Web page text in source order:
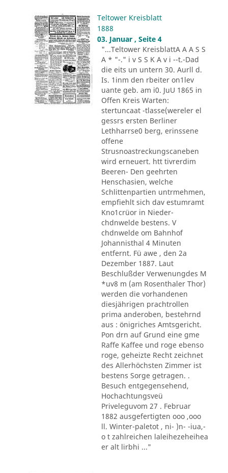
Teltower Kreisblatt
1888
03. Januar , Seite 4
"...Teltower KreisblattA A A S S
A * "-." i v S S K A v i --t.-Dad
die eits un untern 30. Aurll d.
Is. 1inm den rbeiter on1lev
uante geb. am i0. JuU 1865 in
Offen Kreis Warten:
stertuncaat -tlasse(wereler el
gessrs ersten Berliner
Lethharrse0 berg, erinssene
offene
Strusnoastreckungscaneben
wird erneuert. htt tivrerdim
Beeren- Den geehrten
Henschasien, welche
Schlittenpartien untrmehmen,
empfiehlt sich dav estumramt
Kno1crüor in Nieder-
chdnwelde bestens. V
chdnwelde om Bahnhof
Johannisthal 4 Minuten
entfernt. Fü awe , den 2a
Dezember 1887. Laut
Beschlußder Verwenungdes M
*uv8 m (am Rosenthaler Thor)
werden die vorhandenen
diesjährigen prachtrollen
prima anderoben, bestehrnd
aus : önigriches Amtsgericht.
Pon drn auf Grund eine gme
Raffe Kaffee und roge ebenso
roge, geheizte Recht zeichnet
des Allerhöchsten Zimmer ist
bestens Sorge getragen. .
Besuch entgegensehend,
Hochachtungsveü
Priveleguvom 27 . Februar
1882 ausgefertigten ooo ,ooo
ll. Winter-paletot , ni- )n- -iua,-
o t zahlreichen laleihezeheihea
er alt lirbhi ..."